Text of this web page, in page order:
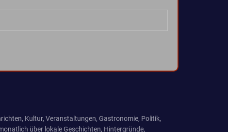
Kultur, Veranstaltungen, Gastronomie, Politik,
über lokale Geschichten, Hintergründe,